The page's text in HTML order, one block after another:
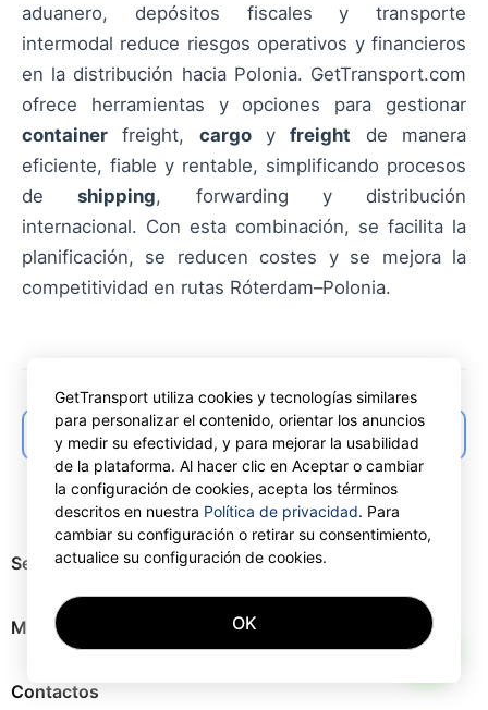
aduanero, depósitos fiscales y transporte
intermodal reduce riesgos operativos y financieros
en la distribución hacia Polonia. GetTransport.com
ofrece herramientas y opciones para gestionar
container freight, cargoyfreight de manera
eficiente, fiable y rentable, simplificando procesos
deshipping, forwarding y distribución
internacional. Con esta combinación, se facilita la
planificación, se reducen costes y se mejora la
competitividad en rutas Róterdam–Polonia.
← Back to articles list
Servicios
Mapa del sitio
Contactos
GetTransport utiliza cookies y tecnologías similares
para personalizar el contenido, orientar los anuncios
y medir su efectividad, y para mejorar la usabilidad
de la plataforma. Al hacer clic en Aceptar o cambiar
la configuración de cookies, acepta los términos
descritos en nuestra Política de privacidad. Para
cambiar su configuración o retirar su consentimiento,
actualice su configuración de cookies.
OK
AI